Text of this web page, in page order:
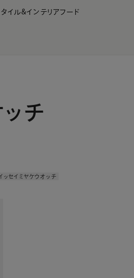
イル&インテリアフード
チ
ッセイミヤケウオッチ